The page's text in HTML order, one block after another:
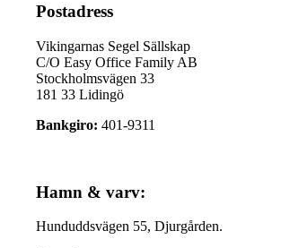
Postadress
Vikingarnas Segel Sällskap
C/O Easy Office Family AB
Stockholmsvägen 33
181 33 Lidingö
Bankgiro:401-9311
Hamn & varv:
Hunduddsvägen 55, Djurgården.